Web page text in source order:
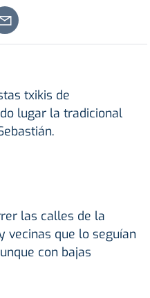
txikis de
lugar la tradicional
las calles de la
vecinas que lo seguían
con bajas